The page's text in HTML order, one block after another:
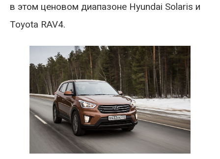
в этом ценовом диапазоне Hyundai Solaris и
Toyota RAV4.